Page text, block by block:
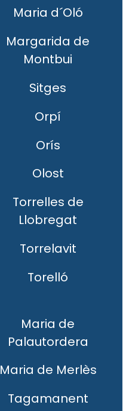
Maria d´Oló
Margarida de
Montbui
Sitges
Orpí
Orís
Olost
Torrelles de
Llobregat
Torrelavit
Torelló
Maria de
Palautordera
Maria de Merlès
Tagamanent